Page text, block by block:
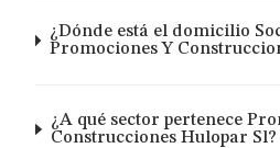
¿Dónde está el domicilio
Promociones Y
¿A qué sector pertenece
Construcciones Hulopar Sl?